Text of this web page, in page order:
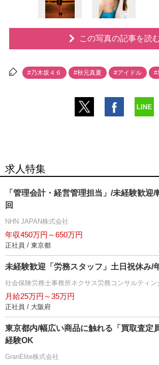
この写真の記事を読
#乃木坂４６ #秋元真夏 #アイドル #
求人特集
「管理会計・経営管理担当」/未経験歓迎
回
NHN JAPAN株式会社
年収450万円～650万円
正社員 / 東京都
未経験歓迎「労務スタッフ」土日祝休み/
社会保険労務士事務所ネクサス労務コンサルティン
月給25万円～35万円
正社員 / 大阪府
東京都内/幅広い商品に触れる「買取査定
経験OK
GranElite株式会社